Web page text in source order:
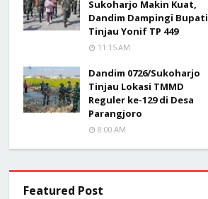
Sukoharjo Makin Kuat,
Dandim Dampingi Bupati
Tinjau Yonif TP 449
11:15 AM
Dandim 0726/Sukoharjo
Tinjau Lokasi TMMD
Reguler ke-129 di Desa
Parangjoro
8:00 AM
Featured Post